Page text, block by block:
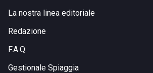
La nostra linea editoriale
Redazione
F.A.Q.
Gestionale Spiaggia